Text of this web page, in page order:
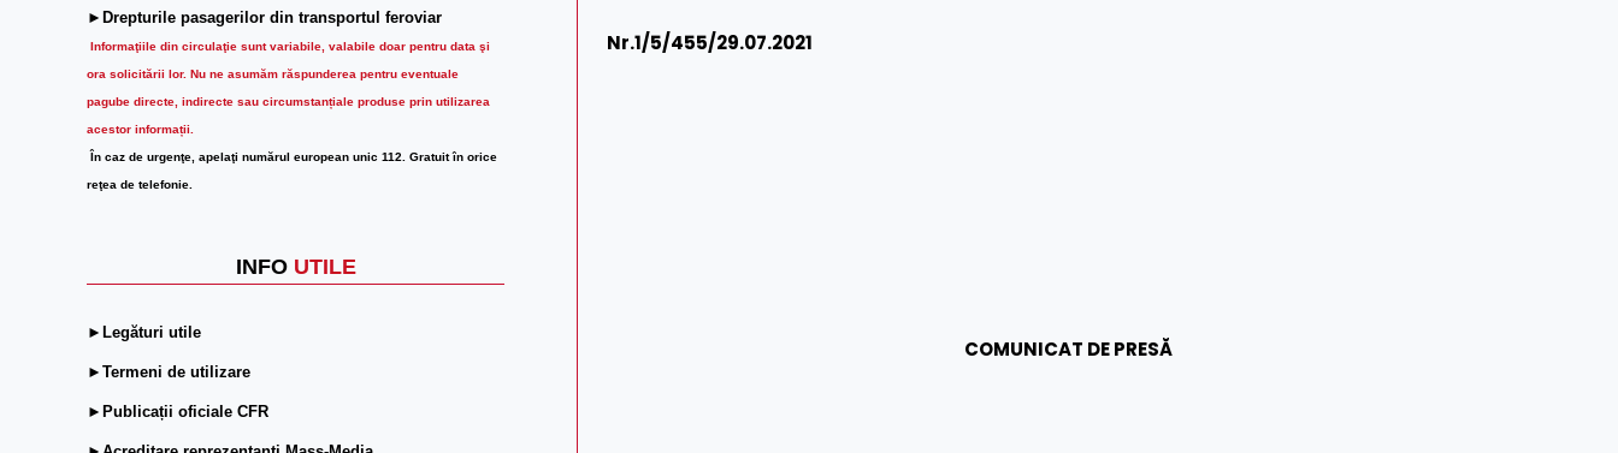
►Drepturile pasagerilor din transportul feroviar
Informaţiile din circulaţie sunt variabile, valabile doar pentru data şi
ora solicitării lor. Nu ne asumăm răspunderea pentru eventuale
pagube directe, indirecte sau circumstanțiale produse prin utilizarea
acestor informații.
În caz de urgenţe, apelaţi numărul european unic 112. Gratuit în orice
reţea de telefonie.
INFO UTILE
►Legături utile
►Termeni de utilizare
►Publicații oficiale CFR
Nr.1/5/455/29.07.2021
COMUNICAT DE PRESĂ